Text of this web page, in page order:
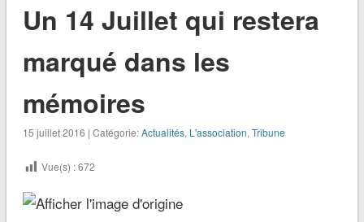
Un 14 Juillet qui restera
marqué dans les
mémoires
15 juillet 2016 | Catégorie:Actualités, L'association, Tribune
Vue(s) :672